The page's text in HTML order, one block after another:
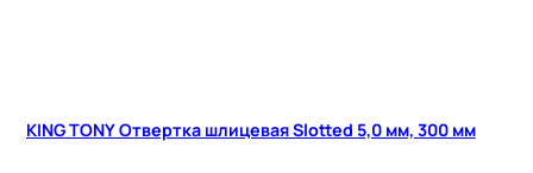
KING TONY Отвертка шлицевая Slotted 5,0 мм, 300 мм